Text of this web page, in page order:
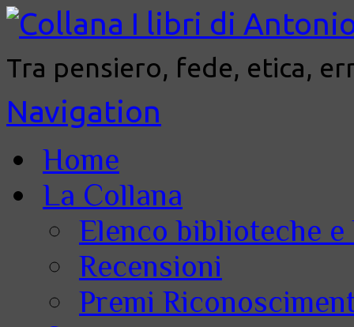
Tra pensiero, fede, etica,
Navigation
Home
La Collana
Elenco biblioteche
Recensioni
Premi